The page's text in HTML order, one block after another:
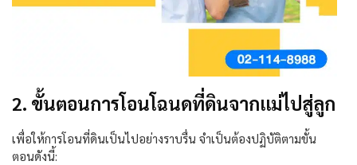
2. ขั้นตอนการโอนโฉนดที่ดินจากแม่ไปสู่ลูก
เพื่อให้การโอนที่ดินเป็นไปอย่างราบรื่น จำเป็นต้องปฏิบัติตามขั้น
ตอนดังนี้: